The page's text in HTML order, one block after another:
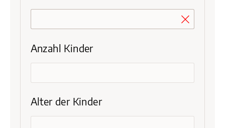
Anzahl Kinder
Alter der Kinder